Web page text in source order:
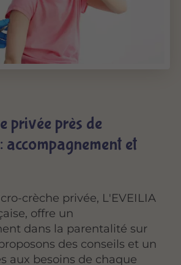
privée près de
et
crèche privée, L'EVEILIA
offre un
dans la parentalité sur
des conseils et un
aux besoins de chaque